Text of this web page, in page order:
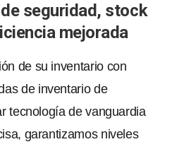
seguridad, stock
mejorada
de su inventario con
de inventario de
tecnología de vanguardia
garantizamos niveles